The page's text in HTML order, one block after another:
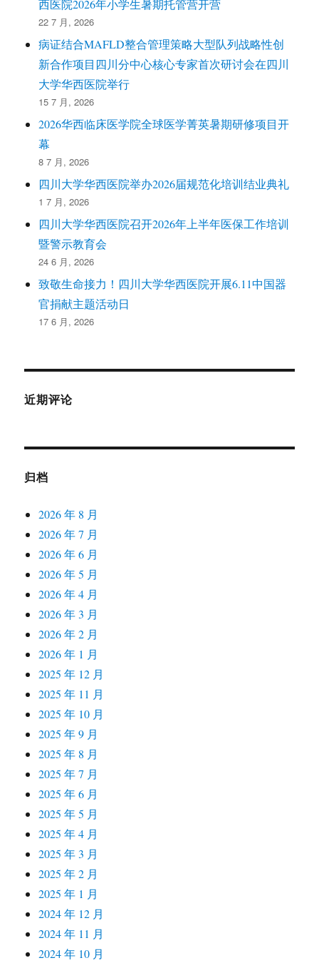
西医院2026年小学生暑期托管营开营
22 7 月, 2026
病证结合MAFLD整合管理策略大型队列战略性创
新合作项目四川分中心核心专家首次研讨会在四川
大学华西医院举行
15 7 月, 2026
2026华西临床医学院全球医学菁英暑期研修项目开
幕
8 7 月, 2026
四川大学华西医院举办2026届规范化培训结业典礼
1 7 月, 2026
四川大学华西医院召开2026年上半年医保工作培训
暨警示教育会
24 6 月, 2026
致敬生命接力！四川大学华西医院开展6.11中国器
官捐献主题活动日
17 6 月, 2026
近期评论
归档
2026 年 8 月
2026 年 7 月
2026 年 6 月
2026 年 5 月
2026 年 4 月
2026 年 3 月
2026 年 2 月
2026 年 1 月
2025 年 12 月
2025 年 11 月
2025 年 10 月
2025 年 9 月
2025 年 8 月
2025 年 7 月
2025 年 6 月
2025 年 5 月
2025 年 4 月
2025 年 3 月
2025 年 2 月
2025 年 1 月
2024 年 12 月
2024 年 11 月
2024 年 10 月